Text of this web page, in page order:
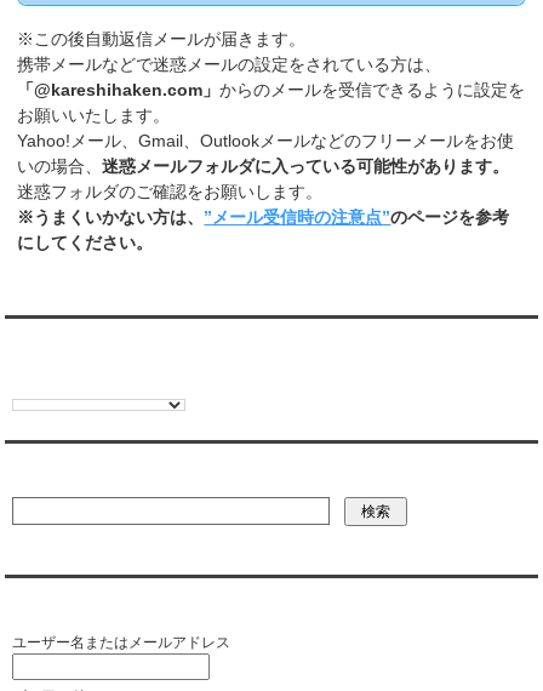
※この後自動返信メールが届きます。
携帯メールなどで迷惑メールの設定をされている方は、
「@kareshihaken.com」からのメールを受信できるように設定を
お願いいたします。
Yahoo!メール、Gmail、Outlookメールなどのフリーメールをお使
いの場合、迷惑メールフォルダに入っている可能性があります。
迷惑フォルダのご確認をお願いします。
※うまくいかない方は、 ”メール受信時の注意点”のページを参考
にしてください。
ユーザー名またはメールアドレス